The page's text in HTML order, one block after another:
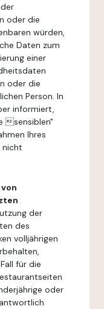
oder die
würden,
Daten zum
einer
oder die
Person. In
informiert,
sensiblen"
Ihres
nicht
der
des
volljährigen
für die
oder